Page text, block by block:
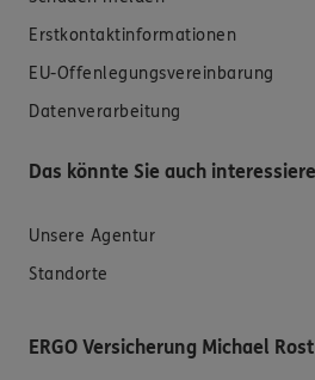
Erstkontaktinformationen
EU-Offenlegungsvereinbarung
Datenverarbeitung
Das könnte Sie auch
Unsere Agentur
Standorte
ERGO Versicherung Michael Rost